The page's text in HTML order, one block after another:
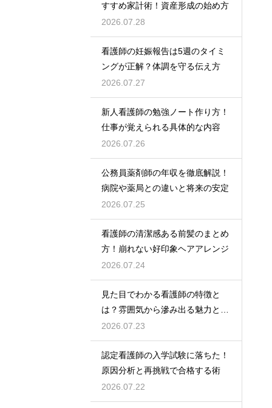
すすめ家計術！資産形成の始め方
2026.07.28
看護師の妊娠報告は5週のタイミ
ングが正解？体調を守る伝え方
2026.07.27
新人看護師の勉強ノート作り方！
仕事が覚えられる具体的な内容
2026.07.26
公務員薬剤師の年収を徹底解説！
病院や薬局との違いと将来の安定
2026.07.25
看護師の清潔感ある前髪のまとめ
方！崩れない好印象ヘアアレンジ
2026.07.24
見た目でわかる看護師の特徴と
は？雰囲気から滲み出る魅力と秘
密
2026.07.23
認定看護師の入学試験に落ちた！
原因分析と再挑戦で合格する術
2026.07.22